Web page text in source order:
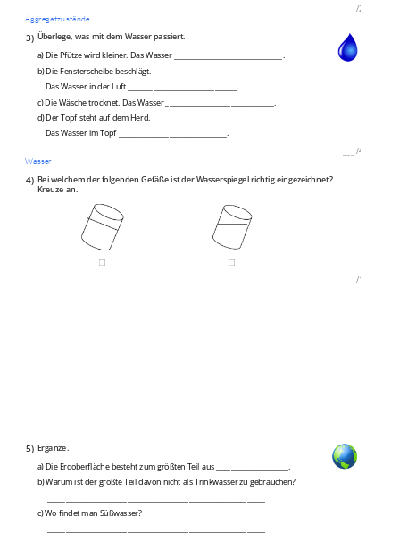
/2P
Aggregatzustände
3) Überlege, was mit dem Wasser passiert.
a) Die Pfütze wird kleiner. Das Wasser ______________________________.
b) Die Fensterscheibe beschlägt.
Das Wasser in der Luft ______________________________.
c) Die Wäsche trocknet. Das Wasser ______________________________.
d) Der Topf steht auf dem Herd.
Das Wasser im Topf ______________________________.
/4P
Wasser
4) Bei welchem der folgenden Gefäße ist der Wasserspiegel richtig eingezeichnet?
Kreuze an.
/1P
5) Ergänze.
a) Die Erdoberfläche besteht zum größten Teil aus ____________________.
b) Warum ist der größte Teil davon nicht als Trinkwasser zu gebrauchen?
c) Wo findet man Süßwasser?